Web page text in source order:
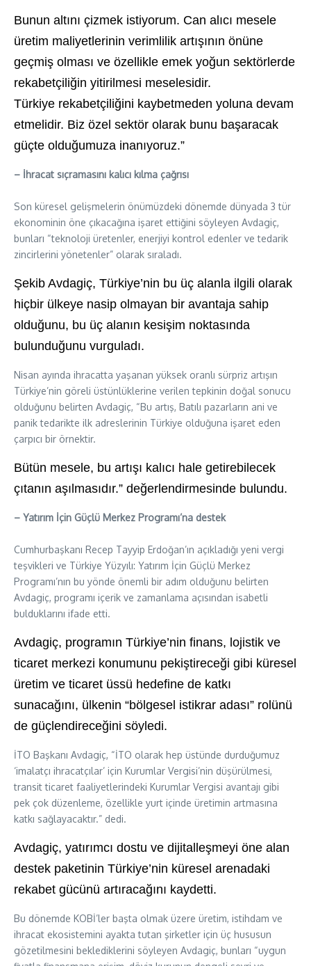
Bunun altını çizmek istiyorum. Can alıcı mesele
üretim maliyetlerinin verimlilik artışının önüne
geçmiş olması ve özellikle emek yoğun sektörlerde
rekabetçiliğin yitirilmesi meselesidir.
Türkiye rekabetçiliğini kaybetmeden yoluna devam
etmelidir. Biz özel sektör olarak bunu başaracak
güçte olduğumuza inanıyoruz.”
– İhracat sıçramasını kalıcı kılma çağrısı
Son küresel gelişmelerin önümüzdeki dönemde dünyada 3 tür
ekonominin öne çıkacağına işaret ettiğini söyleyen Avdagiç,
bunları “teknoloji üretenler, enerjiyi kontrol edenler ve tedarik
zincirlerini yönetenler” olarak sıraladı.
Şekib Avdagiç, Türkiye’nin bu üç alanla ilgili olarak
hiçbir ülkeye nasip olmayan bir avantaja sahip
olduğunu, bu üç alanın kesişim noktasında
bulunduğunu vurguladı.
Nisan ayında ihracatta yaşanan yüksek oranlı sürpriz artışın
Türkiye’nin göreli üstünlüklerine verilen tepkinin doğal sonucu
olduğunu belirten Avdagiç, “Bu artış, Batılı pazarların ani ve
panik tedarikte ilk adreslerinin Türkiye olduğuna işaret eden
çarpıcı bir örnektir.
Bütün mesele, bu artışı kalıcı hale getirebilecek
çıtanın aşılmasıdır.” değerlendirmesinde bulundu.
– Yatırım İçin Güçlü Merkez Programı’na destek
Cumhurbaşkanı Recep Tayyip Erdoğan’ın açıkladığı yeni vergi
teşvikleri ve Türkiye Yüzyılı: Yatırım İçin Güçlü Merkez
Programı’nın bu yönde önemli bir adım olduğunu belirten
Avdagiç, programı içerik ve zamanlama açısından isabetli
bulduklarını ifade etti.
Avdagiç, programın Türkiye’nin finans, lojistik ve
ticaret merkezi konumunu pekiştireceği gibi küresel
üretim ve ticaret üssü hedefine de katkı
sunacağını, ülkenin “bölgesel istikrar adası” rolünü
de güçlendireceğini söyledi.
İTO Başkanı Avdagiç, “İTO olarak hep üstünde durduğumuz
‘imalatçı ihracatçılar’ için Kurumlar Vergisi’nin düşürülmesi,
transit ticaret faaliyetlerindeki Kurumlar Vergisi avantajı gibi
pek çok düzenleme, özellikle yurt içinde üretimin artmasına
katkı sağlayacaktır.” dedi.
Avdagiç, yatırımcı dostu ve dijitalleşmeyi öne alan
destek paketinin Türkiye’nin küresel arenadaki
rekabet gücünü artıracağını kaydetti.
Bu dönemde KOBİ’ler başta olmak üzere üretim, istihdam ve
ihracat ekosistemini ayakta tutan şirketler için üç hususun
gözetilmesini beklediklerini söyleyen Avdagiç, bunları “uygun